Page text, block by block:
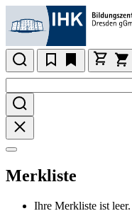
Merkliste
Ihre Merkliste ist leer.